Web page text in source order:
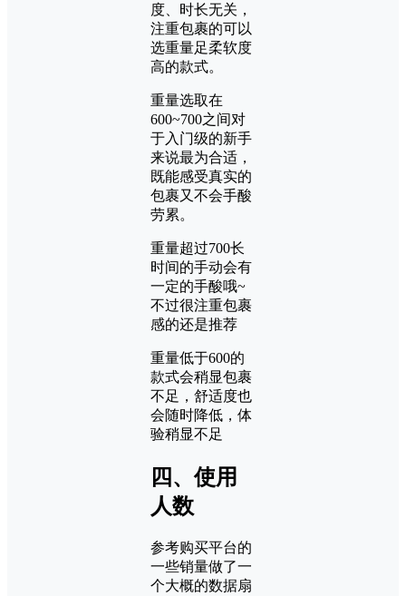
度、时长无关，
注重包裹的可以
选重量足柔软度
高的款式。
重量选取在
600~700之间对
于入门级的新手
来说最为合适，
既能感受真实的
包裹又不会手酸
劳累。
重量超过700长
时间的手动会有
一定的手酸哦~
不过很注重包裹
感的还是推荐
重量低于600的
款式会稍显包裹
不足，舒适度也
会随时降低，体
验稍显不足
四、使用
人数
参考购买平台的
一些销量做了一
个大概的数据扇